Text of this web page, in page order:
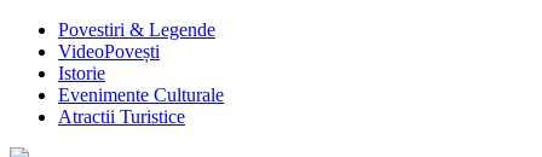
Povestiri & Legende
VideoPovești
Istorie
Evenimente Culturale
Atractii Turistice